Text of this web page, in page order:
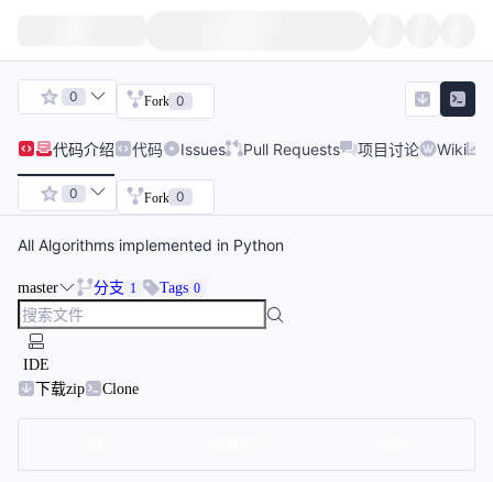
0 Fork 0
代码介绍 代码 Issues Pull Requests 项目讨论 Wiki
0 Fork 0
All Algorithms implemented in Python
master 分支 1 Tags 0
IDE
下载zip
Clone